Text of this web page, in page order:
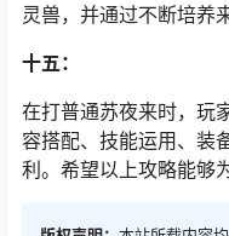
灵兽，并通过不断培养
十五：
在打普通苏夜来时，玩
容搭配、技能运用、装
利。希望以上攻略能够